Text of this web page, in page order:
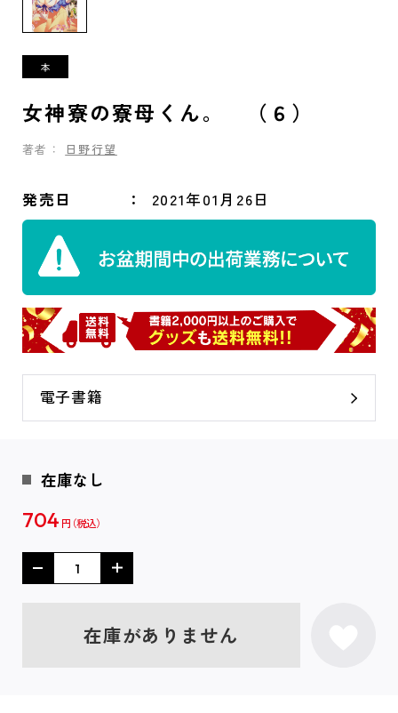
女神寮の寮母くん。 （６）
著者： 日野行望
発売日 2021年01月26日
電子書籍
在庫なし
704 円
在庫がありません